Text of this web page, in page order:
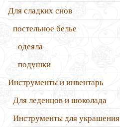
Для сладких снов
постельное белье
одеяла
подушки
Инструменты и инвентарь
Для леденцов и шоколада
Инструменты для украшения